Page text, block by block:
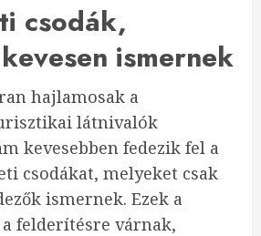
csodák,
ismernek
hajlamosak a
látnivalók
kevesebben fedezik fel a
csodákat, melyeket csak
ismernek. Ezek a
felderítésre várnak,